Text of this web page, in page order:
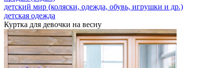
детский мир (коляски, одежда, обувь, игрушки и др.)
детская одежда
Куртка для девочки на весну